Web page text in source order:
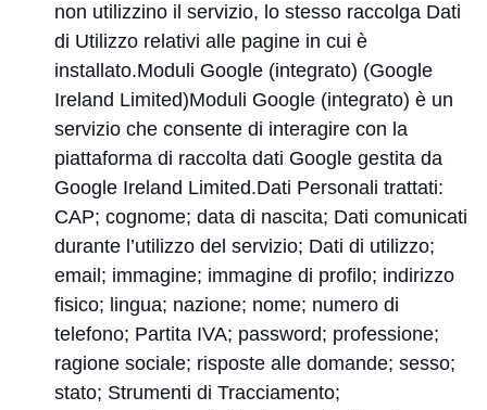
non utilizzino il servizio, lo stesso raccolga Dati
di Utilizzo relativi alle pagine in cui è
installato.Moduli Google (integrato) (Google
Ireland Limited)Moduli Google (integrato) è un
servizio che consente di interagire con la
piattaforma di raccolta dati Google gestita da
Google Ireland Limited.Dati Personali trattati:
CAP; cognome; data di nascita; Dati comunicati
durante l’utilizzo del servizio; Dati di utilizzo;
email; immagine; immagine di profilo; indirizzo
fisico; lingua; nazione; nome; numero di
telefono; Partita IVA; password; professione;
ragione sociale; risposte alle domande; sesso;
stato; Strumenti di Tracciamento;